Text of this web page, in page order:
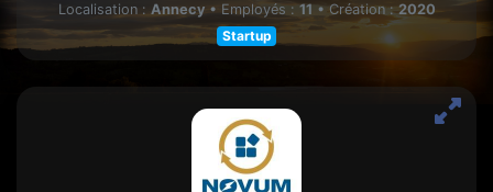
Localisation : Annecy • Employés : 11 • Création :2020
Startup